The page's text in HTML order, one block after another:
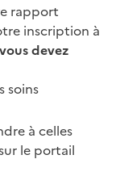
rapport
inscription à
vous devez
soins
à celles
le portail